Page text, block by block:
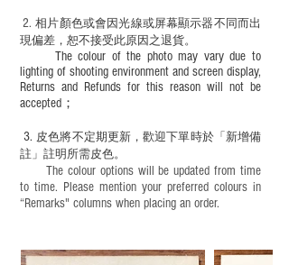
​2.相片顏色或會因光線或屏幕顯示器不同而出
現偏差，恕不接受此原因之退貨。
The colour of the photo may vary due to
lighting of shooting environment and screen display,
Returns and Refunds for this reason will not be
accepted；
3. 皮色將不定期更新，歡迎下單時於「新增備
註」註明 所需皮色。
The colour options will be updated from time
to time. Please mention your preferred colours in
“Remarks" columns when placing an order.